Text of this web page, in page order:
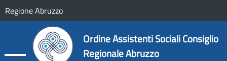
Regione Abruzzo
Ordine Assistenti Sociali Consiglio
Regionale Abruzzo